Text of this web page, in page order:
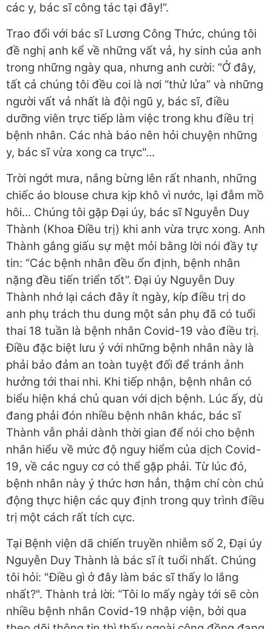
các y, bác sĩ công tác tại đây!”.
Trao đổi với bác sĩ Lương Công Thức, chúng tôi
đề nghị anh kể về những vất vả, hy sinh của anh
trong những ngày qua, nhưng anh cười: “Ở đây,
tất cả chúng tôi đều coi là nơi “thử lửa” và những
người vất vả nhất là đội ngũ y, bác sĩ, điều
dưỡng viên trực tiếp làm việc trong khu điều trị
bệnh nhân. Các nhà báo nên hỏi chuyện những
y, bác sĩ vừa xong ca trực"...
Trời ngớt mưa, nắng bừng lên rất nhanh, những
chiếc áo blouse chưa kịp khô vì nước, lại đẫm mồ
hôi... Chúng tôi gặp Đại úy, bác sĩ Nguyễn Duy
Thành (Khoa Điều trị) khi anh vừa trực xong. Anh
Thành gắng giấu sự mệt mỏi bằng lời nói đầy tự
tin: “Các bệnh nhân đều ổn định, bệnh nhân
nặng đều tiến triển tốt”. Đại úy Nguyễn Duy
Thành nhớ lại cách đây ít ngày, kíp điều trị do
anh phụ trách thu dung một sản phụ đã có tuổi
thai 18 tuần là bệnh nhân Covid-19 vào điều trị.
Điều đặc biệt lưu ý với những bệnh nhân này là
phải bảo đảm an toàn tuyệt đối để tránh ảnh
hưởng tới thai nhi. Khi tiếp nhận, bệnh nhân có
biểu hiện khá chủ quan với dịch bệnh. Lúc ấy, dù
đang phải đón nhiều bệnh nhân khác, bác sĩ
Thành vẫn phải dành thời gian để nói cho bệnh
nhân hiểu về mức độ nguy hiểm của dịch Covid-
19, về các nguy cơ có thể gặp phải. Từ lúc đó,
bệnh nhân này ý thức hơn hẳn, thậm chí còn chủ
động thực hiện các quy định trong quy trình điều
trị một cách rất tích cực.
Tại Bệnh viện dã chiến truyền nhiễm số 2, Đại úy
Nguyễn Duy Thành là bác sĩ ít tuổi nhất. Chúng
tôi hỏi: "Điều gì ở đây làm bác sĩ thấy lo lắng
nhất?". Thành trả lời: “Tôi lo mấy ngày tới sẽ còn
nhiều bệnh nhân Covid-19 nhập viện, bởi qua